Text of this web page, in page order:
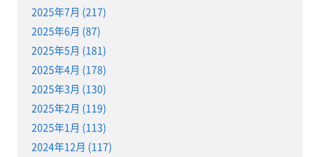
2025年7月 (217)
2025年6月 (87)
2025年5月 (181)
2025年4月 (178)
2025年3月 (130)
2025年2月 (119)
2025年1月 (113)
2024年12月 (117)